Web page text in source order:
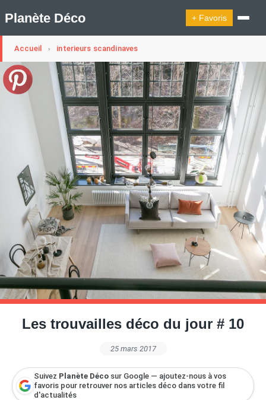
Planète Déco + Favoris
🛍︎ Shop Planète Déco ℹ︎ À propos
Appartement Design Cabanes
Decoration Noël
Design Suédois En Quelques Photos
Idées Déco En 10 Photos
La Semaine Décoration Et Design
Maison En Ville
Méli-Mélo Suédois
Publi Reportage
Tendance
Interieurs Scandinaves
La Décoration Selon Votre Signe Astrologique
Les Trouvailles Déco Du Jour
Loft
Maison Appartement Écologique
Maison Container/container House
Maison D'hôtes
Maison Et Appartement Vintage
On Décode La Déco
Petite Surface
Piscine Question De Style
Renovation
Revue De Week End
Tiny House
Accueil › interieurs scandinaves
Les trouvailles déco du jour # 10
25 mars 2017
Suivez Planète Déco sur Google — ajoutez-nous à vos
favoris pour retrouver nos articles déco dans votre fil
d'actualités